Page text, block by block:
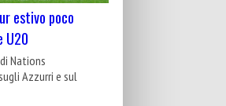
estivo poco
U20
Nations
Azzurri e sul